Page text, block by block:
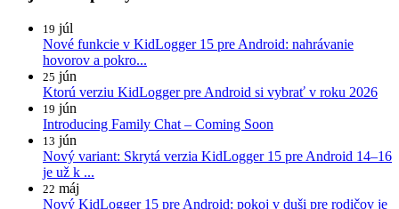
19 júl
Nové funkcie v KidLogger 15 pre Android: nahrávanie
hovorov a pokro...
25 jún
Ktorú verziu KidLogger pre Android si vybrať v roku 2026
19 jún
Introducing Family Chat – Coming Soon
13 jún
Nový variant: Skrytá verzia KidLogger 15 pre Android 14–16
je už k ...
22 máj
Nový KidLogger 15 pre Android: pokoj v duši pre rodičov je